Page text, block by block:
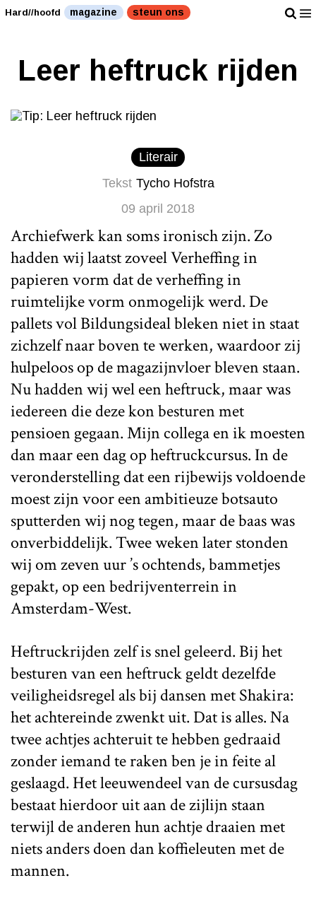
Hard//hoofd magazine steun ons
Leer heftruck rijden
Literair
Tekst Tycho Hofstra
09 april 2018
Archiefwerk kan soms ironisch zijn. Zo
hadden wij laatst zoveel Verheffing in
papieren vorm dat de verheffing in
ruimtelijke vorm onmogelijk werd. De
pallets vol Bildungsideal bleken niet in staat
zichzelf naar boven te werken, waardoor zij
hulpeloos op de magazijnvloer bleven staan.
Nu hadden wij wel een heftruck, maar was
iedereen die deze kon besturen met
pensioen gegaan. Mijn collega en ik moesten
dan maar een dag op heftruckcursus. In de
veronderstelling dat een rijbewijs voldoende
moest zijn voor een ambitieuze botsauto
sputterden wij nog tegen, maar de baas was
onverbiddelijk. Twee weken later stonden
wij om zeven uur ’s ochtends, bammetjes
gepakt, op een bedrijventerrein in
Amsterdam-West.
Heftruckrijden zelf is snel geleerd. Bij het
besturen van een heftruck geldt dezelfde
veiligheidsregel als bij dansen met Shakira:
het achtereinde zwenkt uit. Dat is alles. Na
twee achtjes achteruit te hebben gedraaid
zonder iemand te raken ben je in feite al
geslaagd. Het leeuwendeel van de cursusdag
bestaat hierdoor uit aan de zijlijn staan
terwijl de anderen hun achtje draaien met
niets anders doen dan koffieleuten met de
mannen.